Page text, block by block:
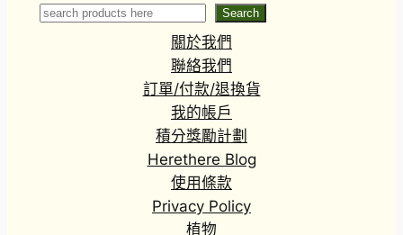
Search Search
關於我們
聯絡我們
訂單/付款/退換貨
我的帳戶
積分獎勵計劃
Herethere Blog
使用條款
Privacy Policy
植物